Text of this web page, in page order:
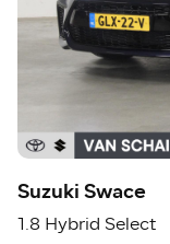
Suzuki Swace
1.8 Hybrid Select